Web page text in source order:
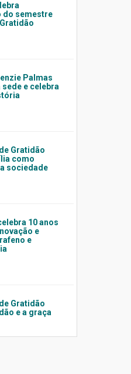
do semestre
Palmas
e celebra
Gratidão
como
sociedade
10 anos
e
e
Gratidão
e a graça